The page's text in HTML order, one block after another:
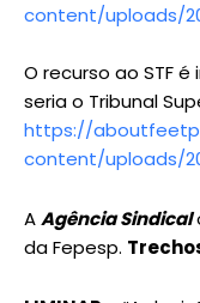
content/uploads/
O recurso ao STF
seria o Tribunal
https://
content/uploads/
AAgência Sindical
da Fepesp.